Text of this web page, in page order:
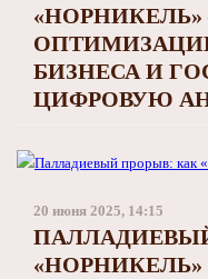
«НОРНИКЕЛЬ»
БИЗНЕСА И
ЦИФРОВУЮ
20 июня 2025, 14:15
«НОРНИКЕЛЬ»